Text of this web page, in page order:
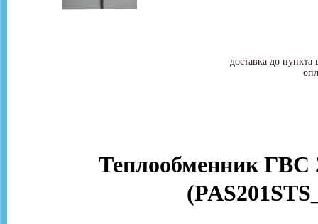
доставка до
Теплообменник ГВС